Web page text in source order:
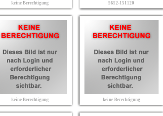
keine Berechtigung 5652-151120
keine Berechtigung keine Berechtigung